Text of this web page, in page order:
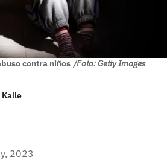
contra niños /Foto: Getty Images
Kalle
2023